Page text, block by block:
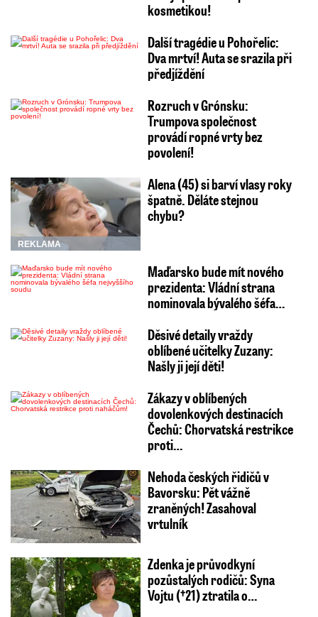
kosmetikou!
Další tragédie u Pohořelic:
Dva mrtví! Auta se srazila při
předjíždění
Rozruch v Grónsku:
Trumpova společnost
provádí ropné vrty bez
povolení!
REKLAMA
Alena (45) si barví vlasy roky
špatně. Děláte stejnou
chybu?
Maďarsko bude mít nového
prezidenta: Vládní strana
nominovala bývalého šéfa…
Děsivé detaily vraždy
oblíbené učitelky Zuzany:
Našly ji její děti!
Zákazy v oblíbených
dovolenkových destinacích
Čechů: Chorvatská restrikce
proti…
Nehoda českých řidičů v
Bavorsku: Pět vážně
zraněných! Zasahoval
vrtulník
Zdenka je průvodkyní
pozůstalých rodičů: Syna
Vojtu (†21) ztratila o…